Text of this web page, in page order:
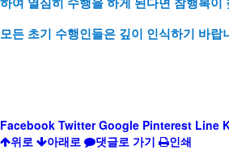
하여 열심히 수행을 하게 된다면 참행복이
모든 초기 수행인들은 깊이 인식하기 바랍
Facebook Twitter Google Pinterest Line
위로
아래로 댓글로 가기
인쇄